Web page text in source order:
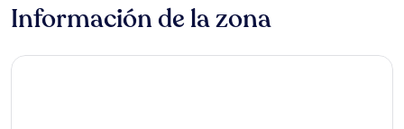
Información de la zona